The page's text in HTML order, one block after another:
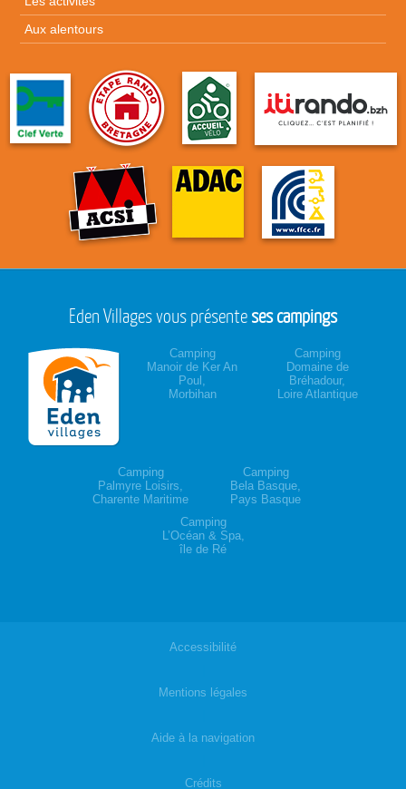
Aux alentours
Eden Villages vous présenteses campings
Camping
Manoir de Ker An
Poul,
Morbihan
Camping
Domaine de
Bréhadour,
Loire Atlantique
Camping
Palmyre Loisirs,
Charente Maritime
Camping
Bela Basque,
Pays Basque
Camping
L’Océan & Spa,
île de Ré
Accessibilité
Mentions légales
Aide à la navigation
Crédits